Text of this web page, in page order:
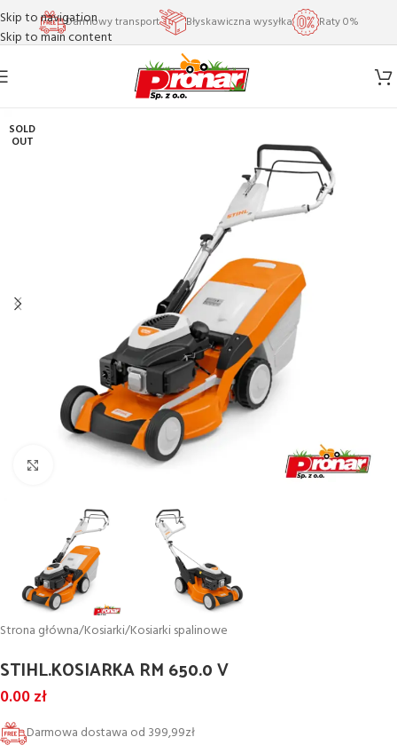
Skip to navigation
Skip to main content
Darmowy transport Błyskawiczna wysyłka Raty 0%
SOLD
OUT
Strona główna/Kosiarki/Kosiarki spalinowe
STIHL.KOSIARKA RM 650.0 V
0.00zł
Darmowa dostawa od 399,99zł